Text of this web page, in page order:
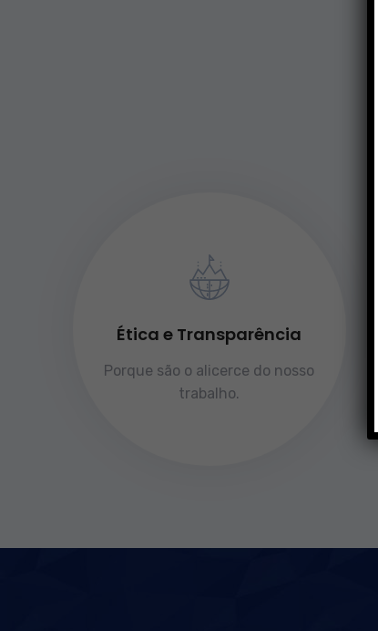
Ética e Transparência
Porque são o alicerce do nosso
trabalho.